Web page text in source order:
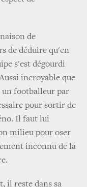
de
de déduire qu'en
s'est dégourdi
incroyable que
un footballeur par
pour sortir de
Il faut lui
milieu pour oser
inconnu de la
il reste dans sa